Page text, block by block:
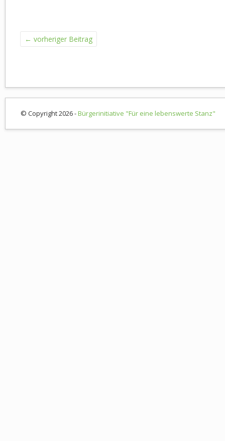
← vorheriger Beitrag
© Copyright 2026 -Bürgerinitiative "Für eine lebenswerte Stanz"